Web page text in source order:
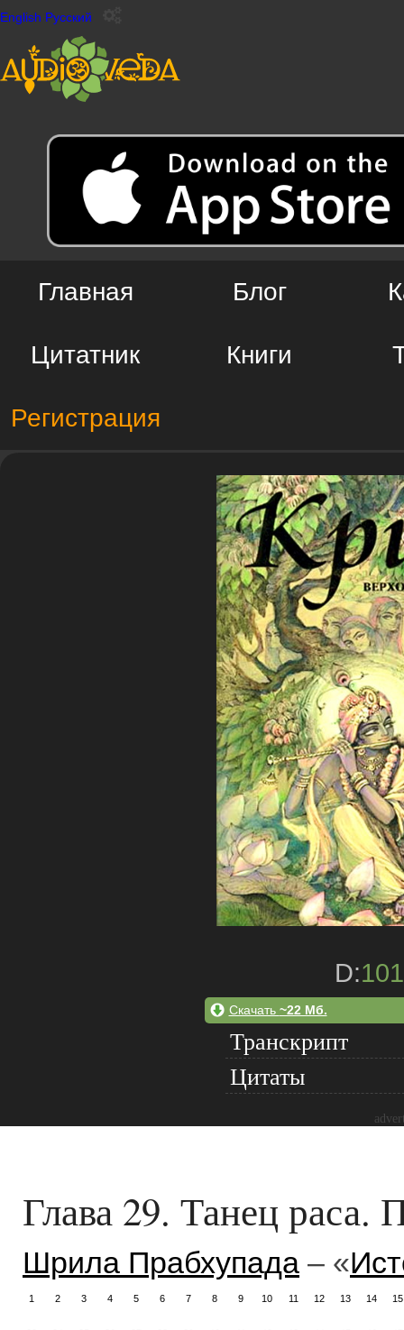
English Русский
Главная Блог
Цитатник Книги
Регистрация
D:
Скачать ~22 Мб.
Транскрипт
Цитаты
Глава 29. Танец раса.
Шрила Прабхупада – «
1 2 3 4 5 6 7 8 9 10 11 12 13 14 15